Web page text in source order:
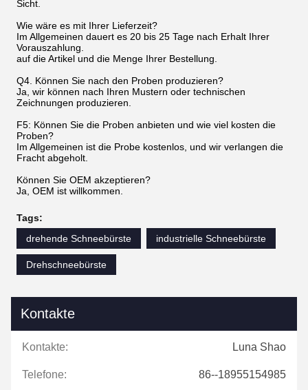
Sicht.
Wie wäre es mit Ihrer Lieferzeit?
Im Allgemeinen dauert es 20 bis 25 Tage nach Erhalt Ihrer
Vorauszahlung.
auf die Artikel und die Menge Ihrer Bestellung.
Q4. Können Sie nach den Proben produzieren?
Ja, wir können nach Ihren Mustern oder technischen
Zeichnungen produzieren.
F5: Können Sie die Proben anbieten und wie viel kosten die
Proben?
Im Allgemeinen ist die Probe kostenlos, und wir verlangen die
Fracht abgeholt.
Können Sie OEM akzeptieren?
Ja, OEM ist willkommen.
Tags:
drehende Schneebürste
industrielle Schneebürste
Drehschneebürste
Kontakte
Kontakte: Luna Shao
Telefone: 86--18955154985